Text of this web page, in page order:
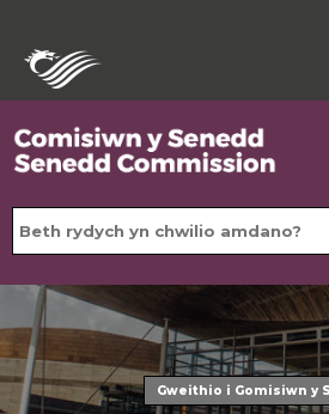
Gweithio i Gomisiwn y